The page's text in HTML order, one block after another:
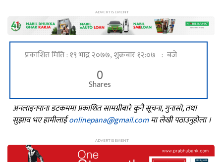
प्रकाशित मिति : १९ भाद्र २०७७, शुक्रबार १२:०७ : बजे
0
Shares
अनलाइनपाना डटकममा प्रकाशित सामग्रीबारे कुनै सूचना, गुनासो, तथा
सुझाव भए हामीलाईonlinepana@gmail.comमा लेखी पठाउनुहोला ।